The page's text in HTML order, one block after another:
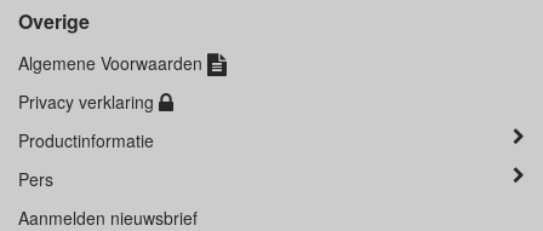
Overige
Algemene Voorwaarden
Privacy verklaring
Productinformatie
Pers
Aanmelden nieuwsbrief